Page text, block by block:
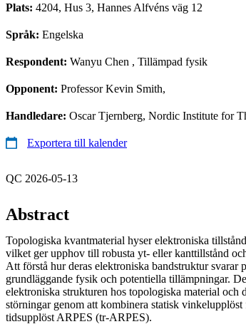
Plats: 4204, Hus 3, Hannes Alfvéns väg 12
Språk: Engelska
Respondent: Wanyu Chen , Tillämpad fysik
Opponent: Professor Kevin Smith,
Handledare: Oscar Tjernberg, Nordic Institute for
Exportera till kalender
QC 2026-05-13
Abstract
Topologiska kvantmaterial hyser elektroniska
vilket ger upphov till robusta yt- eller kanttillstånd
Att förstå hur deras elektroniska bandstruktur svarar
grundläggande fysik och potentiella tillämpningar.
elektroniska strukturen hos topologiska material och
störningar genom att kombinera statisk
tidsupplöst ARPES (tr-ARPES).